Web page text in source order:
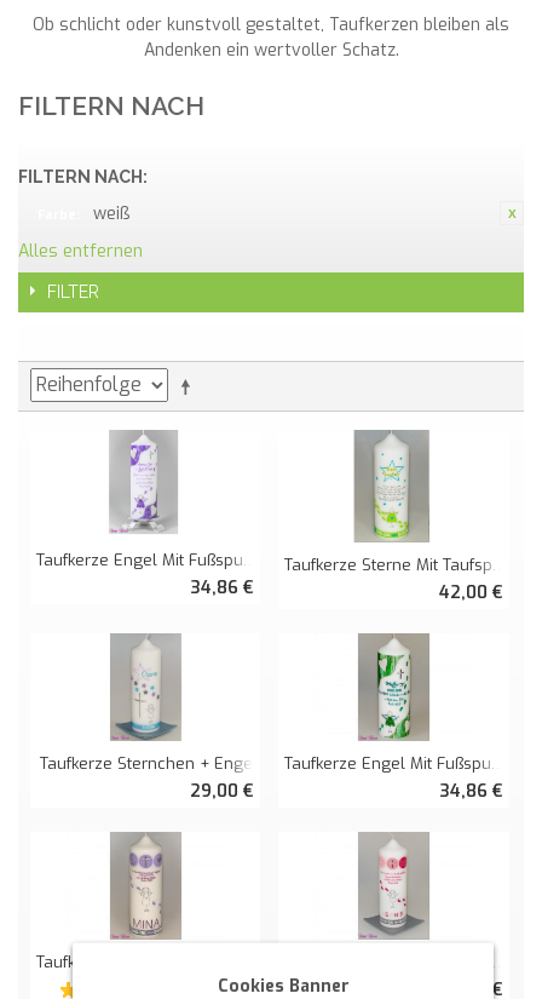
Ob schlicht oder kunstvoll gestaltet, Taufkerzen bleiben als
Andenken ein wertvoller Schatz.
FILTERN NACH
FILTERN NACH:
weiß
Alles entfernen
FILTER
Taufkerze Engel Mit Fußspuren
34,86 €
Taufkerze Sterne Mit Taufspruch Und Engel
42,00 €
Taufkerze Sternchen + Engel
29,00 €
Taufkerze Engel Mit Fußspuren
34,86 €
Taufkerze Engel Zeichen Mit Taufspruch
39,30 € 39,30 €
Cookies Banner